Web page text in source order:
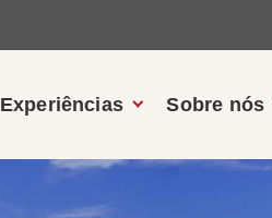
Experiências Sobre nós